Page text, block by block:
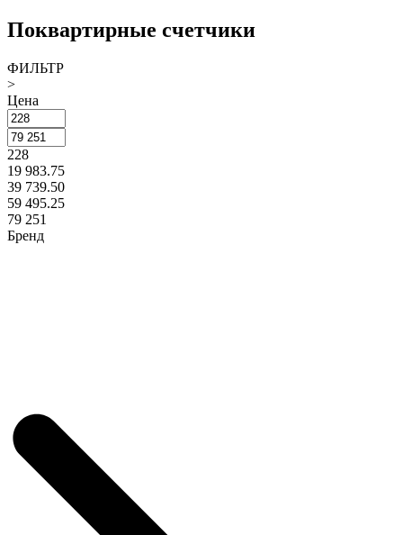
Поквартирные счетчики
ФИЛЬТР
>
Цена
228
19 983.75
39 739.50
59 495.25
79 251
Бренд